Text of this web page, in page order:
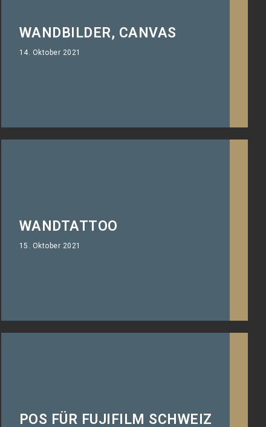
WANDBILDER, CANVAS
14. Oktober 2021
Schluss mit leeren Wänden.
WANDTATTOO
15. Oktober 2021
Foliert wie gemalt!
POS FÜR FUJIFILM SCHWEIZ
Künstlicher Eiswürfel